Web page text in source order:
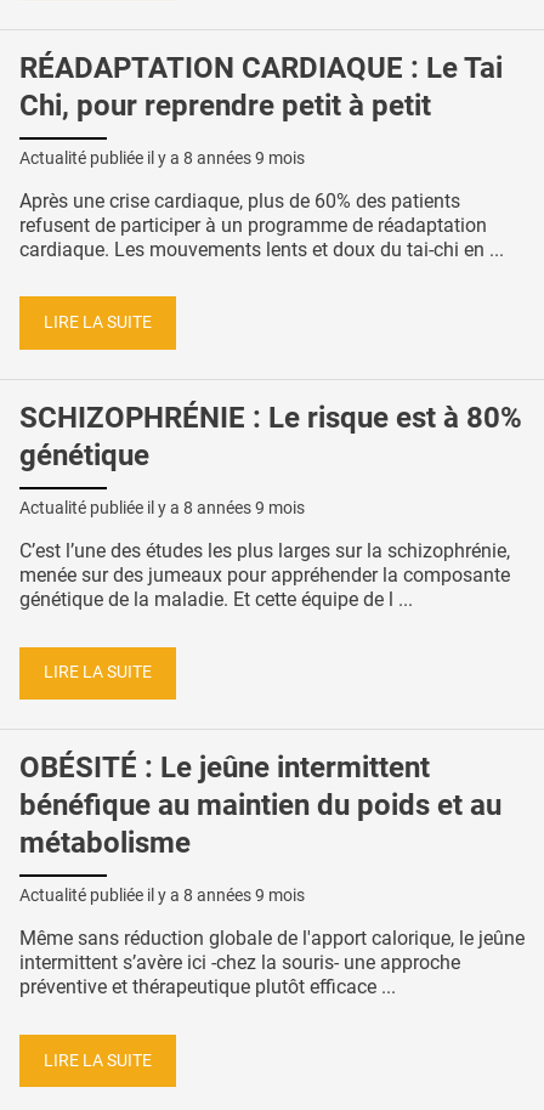
RÉADAPTATION CARDIAQUE : Le Tai
Chi, pour reprendre petit à petit
Actualité publiée il y a 8 années 9 mois
Après une crise cardiaque, plus de 60% des patients
refusent de participer à un programme de réadaptation
cardiaque. Les mouvements lents et doux du tai-chi en ...
LIRE LA SUITE
SCHIZOPHRÉNIE : Le risque est à 80%
génétique
Actualité publiée il y a 8 années 9 mois
C’est l’une des études les plus larges sur la schizophrénie,
menée sur des jumeaux pour appréhender la composante
génétique de la maladie. Et cette équipe de l ...
LIRE LA SUITE
OBÉSITÉ : Le jeûne intermittent
bénéfique au maintien du poids et au
métabolisme
Actualité publiée il y a 8 années 9 mois
Même sans réduction globale de l'apport calorique, le jeûne
intermittent s’avère ici -chez la souris- une approche
préventive et thérapeutique plutôt efficace ...
LIRE LA SUITE